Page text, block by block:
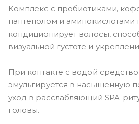
Комплекс с пробиотиками,
пантенолом и аминокислотами
кондиционирует волосы,
визуальной густоте и
При контакте с водой
эмульгируется в насыщенную
уход в расслабляющий SPA-
головы.